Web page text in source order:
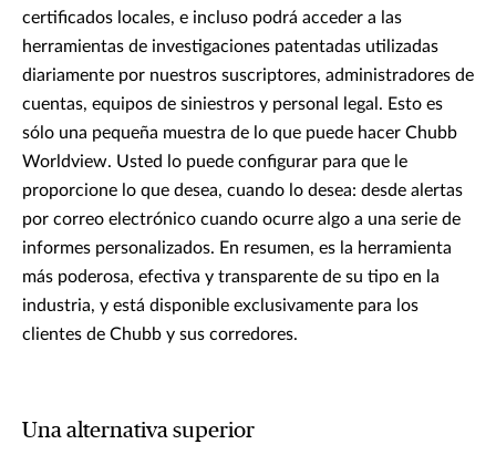
certificados locales, e incluso podrá acceder a las
herramientas de investigaciones patentadas utilizadas
diariamente por nuestros suscriptores, administradores de
cuentas, equipos de siniestros y personal legal. Esto es
sólo una pequeña muestra de lo que puede hacer Chubb
Worldview. Usted lo puede configurar para que le
proporcione lo que desea, cuando lo desea: desde alertas
por correo electrónico cuando ocurre algo a una serie de
informes personalizados. En resumen, es la herramienta
más poderosa, efectiva y transparente de su tipo en la
industria, y está disponible exclusivamente para los
clientes de Chubb y sus corredores.
Una alternativa superior